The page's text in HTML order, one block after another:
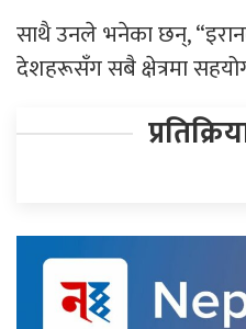
साथै उनले भनेका छन्,
देशहरूसँग सबै क्षेत्रमा सहयोग